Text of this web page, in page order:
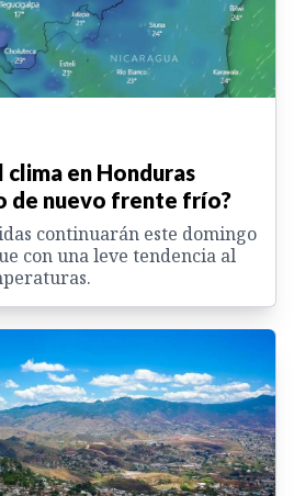
clima en Honduras
de nuevo frente frío?
continuarán este domingo
con una leve tendencia al